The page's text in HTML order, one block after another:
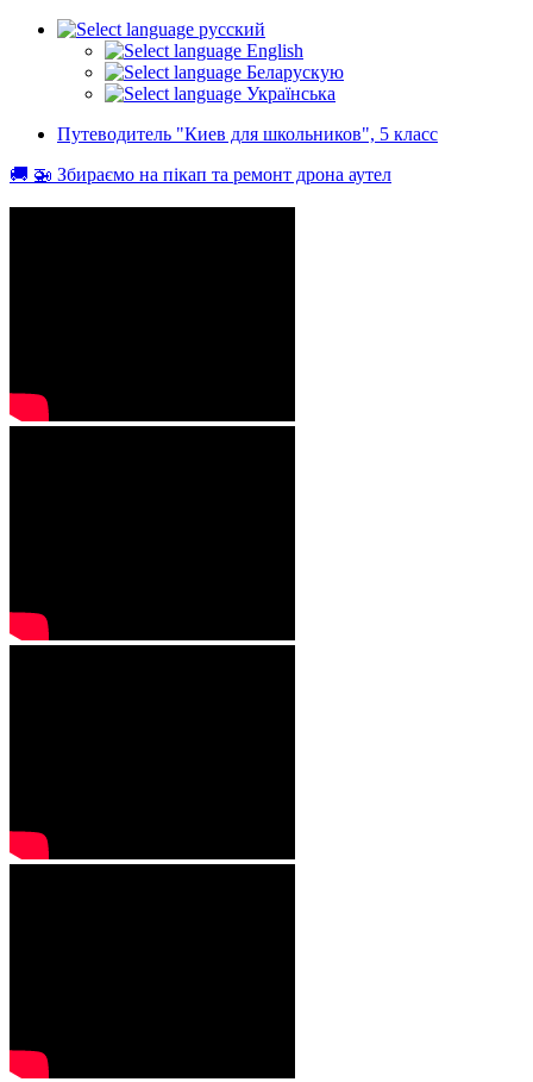
русский
English
Беларускую
Українська
Путеводитель "Киев для школьников", 5 класс
🚚 🚁 Збираємо на пікап та ремонт дрона аутел